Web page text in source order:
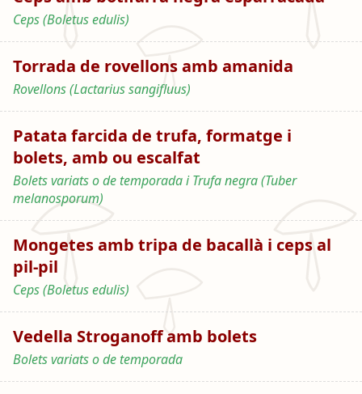
Ceps (Boletus edulis)
Torrada de rovellons amb amanida
Rovellons (Lactarius sangifluus)
Patata farcida de trufa, formatge i
bolets, amb ou escalfat
Bolets variats o de temporada i Trufa negra (Tuber
melanosporum)
Mongetes amb tripa de bacallà i ceps al
pil-pil
Ceps (Boletus edulis)
Vedella Stroganoff amb bolets
Bolets variats o de temporada